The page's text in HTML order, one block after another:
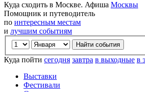
Куда сходить в Москве. Афиша Москвы
Помощник и путеводитель
по интересным местам
и лучшим событиям
Куда пойти сегодня завтра в выходные в
Выставки
Фестивали